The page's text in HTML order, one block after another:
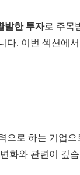
발한 투자로 주목
. 이번 섹션에
으로 하는 기업으
화와 관련이 깊